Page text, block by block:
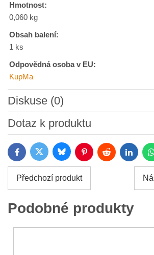
Hmotnost:
0,060 kg
Obsah balení:
1 ks
Odpovědná osoba v EU:
KupMa
Diskuse (0)
Nový komentář
Název:
Jméno:*
Dotaz k produktu
*
Váš e-mail:*
FacebookTwitter BlueskyPinterestReddit LinkedIn
Předchozí produkt
Podobné produkty